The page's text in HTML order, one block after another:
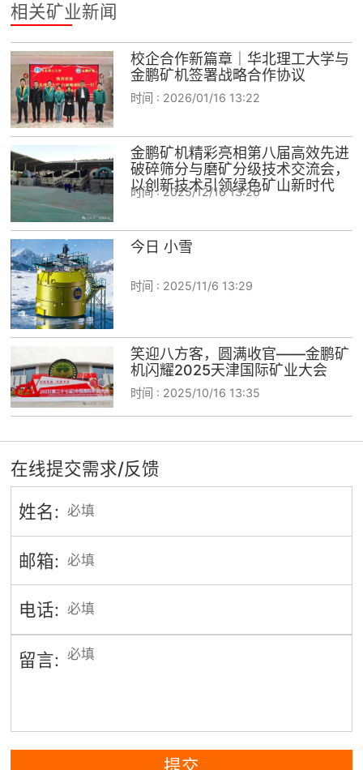
相关矿业新闻
校企合作新篇章｜华北理工大学与
金鹏矿机签署战略合作协议
时间 : 2026/01/16 13:22
金鹏矿机精彩亮相第八届高效先进
破碎筛分与磨矿分级技术交流会，
以创新技术引领绿色矿山新时代
时间 :2025/12/16 13:26
今日 小雪
时间 : 2025/11/6 13:29
笑迎八方客，圆满收官——金鹏矿
机闪耀2025天津国际矿业大会
时间 : 2025/10/16 13:35
在线提交需求/反馈
姓名:
邮箱:
电话:
留言: